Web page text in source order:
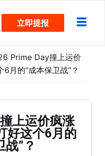
立即提报
Prime Day撞上运价
月的“成本保卫战”？
上运价疯涨
好这个6月的
战”？